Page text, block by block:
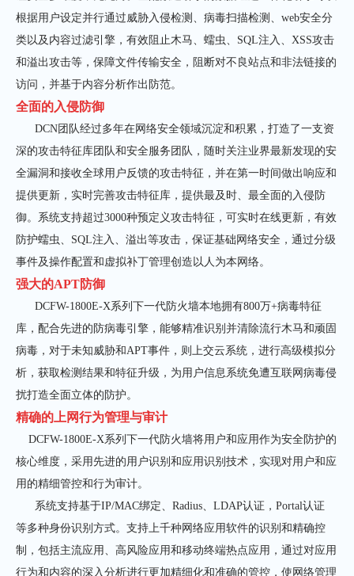
根据用户设定并行通过威胁入侵检测、病毒扫描检测、 web安全分
类以及内容过滤引擎，有效阻止木马、蠕虫、 SQL注入、 XSS攻击
和溢出攻击等，保障文件传输安全，阻断对不良站点和非法链接的
访问，并基于内容分析作出防范。
全面的入侵防御
DCN团队经过多年在网络安全领域沉淀和积累，打造了一支资
深的攻击特征库团队和安全服务团队，随时关注业界最新发现的安
全漏洞和接收全球用户反馈的攻击特征，并在第一时间做出响应和
提供更新，实时完善攻击特征库，提供最及时、最全面的入侵防
御。系统支持超过3000种预定义攻击特征，可实时在线更新，有效
防护蠕虫、 SQL注入、溢出等攻击，保证基础网络安全，通过分级
事件及操作配置和虚拟补丁管理创造以人为本网络。
强大的APT防御
DCFW-1800E-X系列下一代防火墙本地拥有800万+病毒特征
库，配合先进的防病毒引擎，能够精准识别并清除流行木马和顽固
病毒，对于未知威胁和APT事件，则上交云系统，进行高级模拟分
析，获取检测结果和特征升级，为用户信息系统免遭互联网病毒侵
扰打造全面立体的防护。
精确的上网行为管理与审计
DCFW-1800E-X系列下一代防火墙将用户和应用作为安全防护的
核心维度，采用先进的用户识别和应用识别技术，实现对用户和应
用的精细管控和行为审计。
系统支持基于IP/MAC绑定、 Radius、 LDAP认证， Portal认证
等多种身份识别方式。支持上千种网络应用软件的识别和精确控
制，包括主流应用、高风险应用和移动终端热点应用，通过对应用
行为和内容的深入分析进行更加精细化和准确的管控，使网络管理